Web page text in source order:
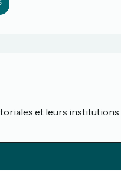
et leurs